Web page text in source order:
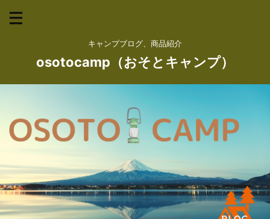
キャンプブログ、商品紹介
osotocamp（おそとキャンプ）